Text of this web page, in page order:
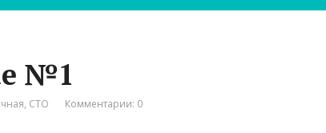
№1
, СТО Комментарии: 0